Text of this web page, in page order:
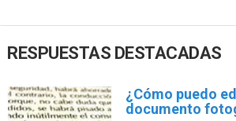
RESPUESTAS DESTACADAS
¿Cómo puedo
documento